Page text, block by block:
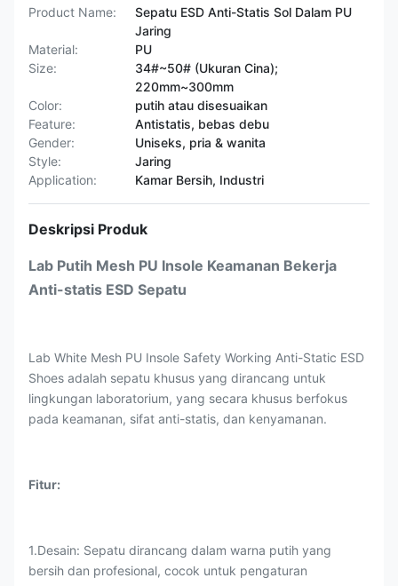
Product Name:
Sepatu ESD Anti-Statis Sol Dalam PU
Jaring
Material:
PU
Size:
34#~50# (Ukuran Cina);
220mm~300mm
Color:
putih atau disesuaikan
Feature:
Antistatis, bebas debu
Gender:
Uniseks, pria & wanita
Style:
Jaring
Application:
Kamar Bersih, Industri
Deskripsi Produk
Lab Putih Mesh PU Insole Keamanan Bekerja
Anti-statis ESD Sepatu
Lab White Mesh PU Insole Safety Working Anti-Static ESD
Shoes adalah sepatu khusus yang dirancang untuk
lingkungan laboratorium, yang secara khusus berfokus
pada keamanan, sifat anti-statis, dan kenyamanan.
Fitur:
1.Desain: Sepatu dirancang dalam warna putih yang
bersih dan profesional, cocok untuk pengaturan